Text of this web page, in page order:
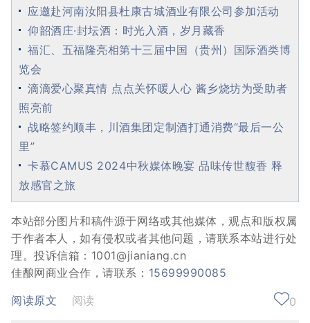
应邀赴河南汝阳县杜康古城酒业有限公司参加活动
仰韶酒庄·封坛酒：时光入酒，岁月藏香
福汇、五福隆亮相第十三届中国（贵州）国际酒类博
览会
滴滴爱心聚真情 点点关怀暖人心 酱乡烧坊为受助者
照亮前
战略签约顺丰，川酒集团定制酒打通消费“最后一公
里”
卡慕CAMUS 2024中秋媒体晚宴 品味传世馥香 释
放感官之旅
本站部分图片和稿件源于网络或其他媒体，观点和版权属
于作者本人，如有侵权或者其他问题，请联系本站进行处
理。投诉信箱：1001@jianiang.cn
佳酿网商业合作，请联系： 15699990085
阅读原文
阅读 0